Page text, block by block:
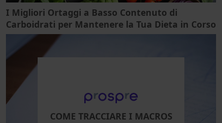
I Migliori Ortaggi a Basso Contenuto di
Carboidrati per Mantenere la Tua Dieta in Corso
COME TRACCIARE I MACROS